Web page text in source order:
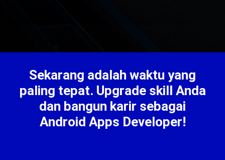
Sekarang adalah waktu yang
paling tepat. Upgrade skill Anda
dan bangun karir sebagai
Android Apps Developer!